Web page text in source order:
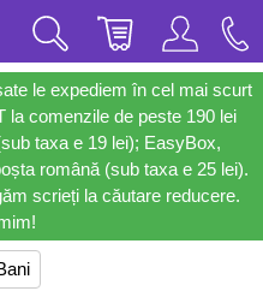
le expediem în cel mai scurt
la comenzile de peste 190 lei
taxa e 19 lei); EasyBox,
română (sub taxa e 25 lei).
scrieți la căutare reducere.